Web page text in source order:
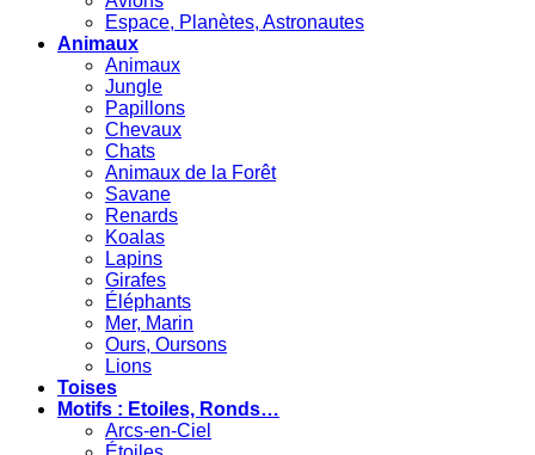
Espace, Planètes, Astronautes
Animaux
Animaux
Jungle
Papillons
Chevaux
Chats
Animaux de la Forêt
Savane
Renards
Koalas
Lapins
Girafes
Éléphants
Mer, Marin
Ours, Oursons
Lions
Toises
Motifs : Etoiles, Ronds…
Arcs-en-Ciel